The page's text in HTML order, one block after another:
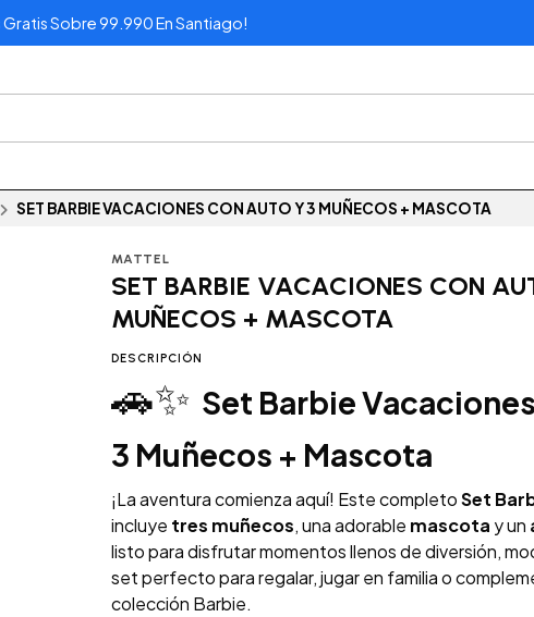
Gratis Sobre 99.990 En Santiago!
SET BARBIE VACACIONES CON AUTO Y 3 MUÑECOS + MASCOTA
MATTEL
SET BARBIE VACACIONES CON
MUÑECOS + MASCOTA
DESCRIPCIÓN
🚗✨ Set Barbie
3 Muñecos + Mascota
¡La aventura comienza aquí! Este completoSet
incluye tres muñecos, una adorable mascota y un
listo para disfrutar momentos llenos de diversión,
set perfecto para regalar, jugar en familia o
colección Barbie.